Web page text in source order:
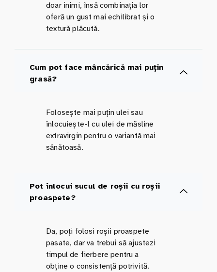
doar inimi, însă combinația lor
oferă un gust mai echilibrat și o
textură plăcută.
Cum pot face mâncărică mai puțin
grasă?
Folosește mai puțin ulei sau
înlocuiește-l cu ulei de măsline
extravirgin pentru o variantă mai
sănătoasă.
Pot înlocui sucul de roșii cu roșii
proaspete?
Da, poți folosi roșii proaspete
pasate, dar va trebui să ajustezi
timpul de fierbere pentru a
obține o consistență potrivită.